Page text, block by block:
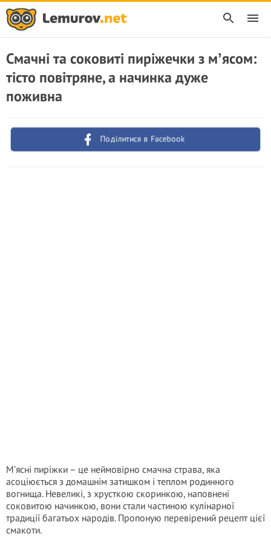
Смачні та соковиті пиріжечки з мʼясом:
тісто повітряне, а начинка дуже
поживна
Поділитися в Facebook
М’ясні пиріжки – це неймовірно смачна страва, яка
асоціюється з домашнім затишком і теплом родинного
вогнища. Невеликі, з хрусткою скоринкою, наповнені
соковитою начинкою, вони стали частиною кулінарної
традиції багатьох народів. Пропоную перевірений рецепт цієї
смакоти.